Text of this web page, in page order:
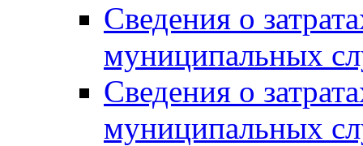
Сведения о
муниципальных
Сведения о
муниципальных